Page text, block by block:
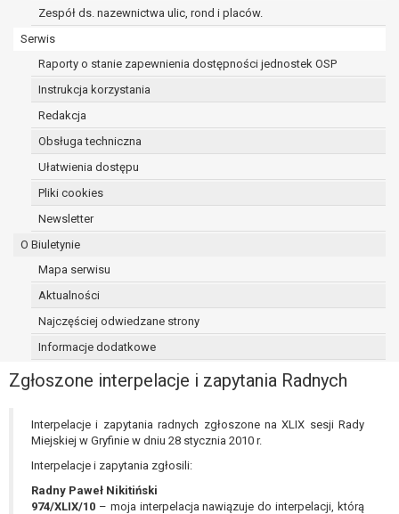
Zespół ds. nazewnictwa ulic, rond i placów.
Serwis
Raporty o stanie zapewnienia dostępności jednostek OSP
Instrukcja korzystania
Redakcja
Obsługa techniczna
Ułatwienia dostępu
Pliki cookies
Newsletter
O Biuletynie
Mapa serwisu
Aktualności
Najczęściej odwiedzane strony
Informacje dodatkowe
Zgłoszone interpelacje i zapytania Radnych
Interpelacje i zapytania radnych zgłoszone na XLIX sesji Rady
Miejskiej w Gryfinie w dniu 28 stycznia 2010 r.
Interpelacje i zapytania zgłosili:
Radny Paweł Nikitiński
974/XLIX/10 – moja interpelacja nawiązuje do interpelacji, którą
ograniczenia,
której dane dotyczą, potrzebuje ich do
ustalenia, obrony lub dochodzenia
osoba, której dane dotyczą, wniosła
sprzeciw wobec przetwarzania
danych - do czasu ustalenia czy
stronie administratora są nadrzędne
podstawie art. 20 RODO, w przypadku gdy
łącznie spełnione są następujące przesłanki:
przetwarzanie danych odbywa się na
podstawie umowy zawartej z osobą,
której dane dotyczą lub na podstawie
zgody wyrażonej przez tą osobę,
przetwarzanie odbywa się w sposób
prawo sprzeciwu wobec przetwarzania
danych na podstawie art. 21 RODO, wobec
przetwarzania danych osobowych, którego
niezbędność przetwarzania do